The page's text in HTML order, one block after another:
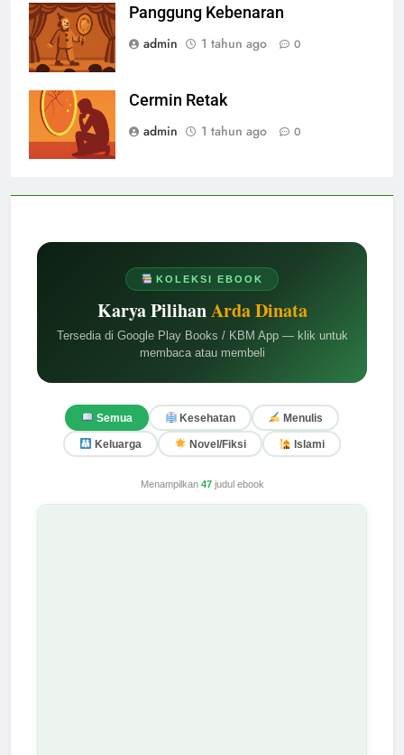
KOLEKSI EBOOK
Karya PilihanArda Dinata
Tersedia di Google Play Books / KBM App — klik untuk
membaca atau membeli
Semua Kesehatan Menulis
Keluarga Novel/Fiksi Islami
Menampilkan 47judul ebook
Panggung Kebenaran
admin
1 tahun ago 0
Cermin Retak
admin
1 tahun ago 0